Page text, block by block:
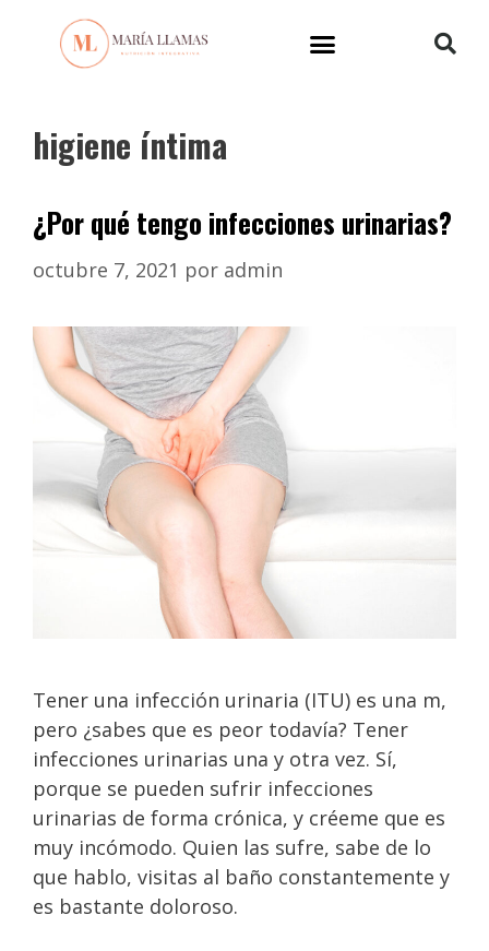
higiene íntima
¿Por qué tengo infecciones urinarias?
octubre 7, 2021 por admin
Tener una infección urinaria (ITU) es una m,
pero ¿sabes que es peor todavía? Tener
infecciones urinarias una y otra vez. Sí,
porque se pueden sufrir infecciones
urinarias de forma crónica, y créeme que es
muy incómodo. Quien las sufre, sabe de lo
que hablo, visitas al baño constantemente y
es bastante doloroso.